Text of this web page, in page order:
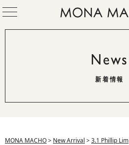
News
新着情報
MONA MACHO> New Arrival >3.1 Phillip Lim